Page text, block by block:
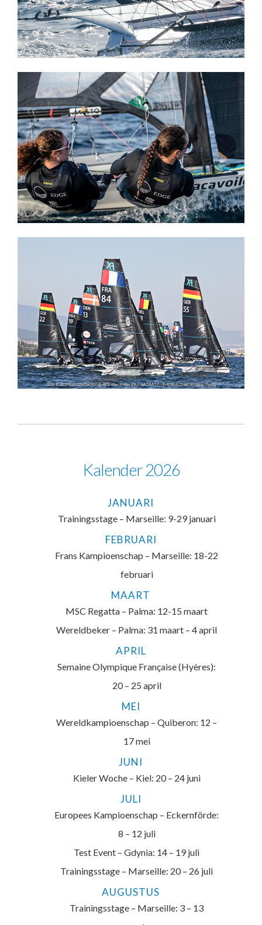
Kalender 2026
JANUARI
Trainingsstage – Marseille: 9-29 januari
FEBRUARI
Frans Kampioenschap – Marseille: 18-22
februari
MAART
MSC Regatta – Palma: 12-15 maart
Wereldbeker – Palma: 31 maart – 4 april
APRIL
Semaine Olympique Française (Hyères):
20 – 25 april
MEI
Wereldkampioenschap – Quiberon: 12 –
17 mei
JUNI
Kieler Woche – Kiel: 20 – 24 juni
JULI
Europees Kampioenschap – Eckernförde:
8 – 12 juli
Test Event – Gdynia: 14 – 19 juli
Trainingsstage – Marseille: 20 – 26 juli
AUGUSTUS
Trainingsstage – Marseille: 3 – 13